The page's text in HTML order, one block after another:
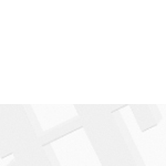
Tampereen